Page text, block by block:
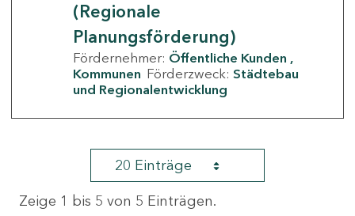
(Regionale
Planungsförderung)
Fördernehmer: Öffentliche Kunden
Kommunen Förderzweck: Städtebau
und Regionalentwicklung
20 Einträge
Zeige 1 bis 5 von 5 Einträgen.